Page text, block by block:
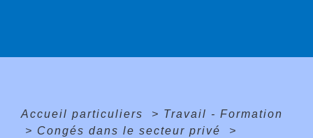
Accueil particuliers > Travail - Formation
> Congés dans le secteur privé
>